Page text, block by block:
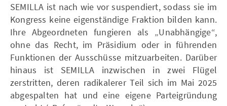
SEMILLA ist nach wie vor suspendiert, sodass sie im
Kongress keine eigenständige Fraktion bilden kann.
Ihre Abgeordneten fungieren als „Unabhängige“,
ohne das Recht, im Präsidium oder in führenden
Funktionen der Ausschüsse mitzuarbeiten. Darüber
hinaus ist SEMILLA inzwischen in zwei Flügel
zerstritten, deren radikalerer Teil sich im Mai 2025
abgespalten hat und eine eigene Parteigründung